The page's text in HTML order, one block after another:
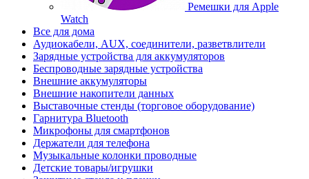
Ремешки для Apple
Watch
Все для дома
Аудиокабели, AUX, соединители, разветвлители
Зарядные устройства для аккумуляторов
Беспроводные зарядные устройства
Внешние аккумуляторы
Внешние накопители данных
Выставочные стенды (торговое оборудование)
Гарнитура Bluetooth
Микрофоны для смартфонов
Держатели для телефона
Музыкальные колонки проводные
Детские товары/игрушки